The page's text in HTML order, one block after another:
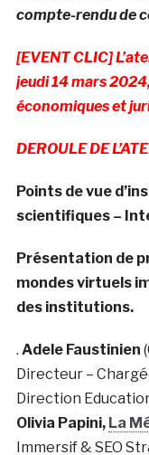
compte-rendu de
[EVENT CLIC]
jeudi 14 mars
économiques et
DEROULE DE
Points de vue
scientifiques –
Présentation de
mondes virtuels
des institutions.
. Adele Faustinien
Directeur –
Direction
Olivia Papini, La
Immersif & SEO